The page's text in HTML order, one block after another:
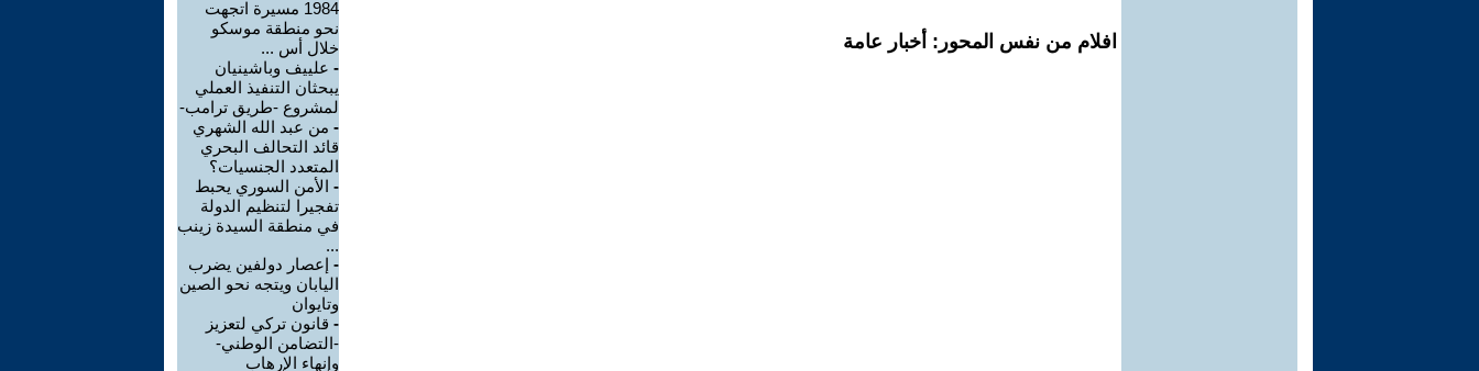
افلام من نفس المحور: أخبار عامة
1984 مسيرة اتجهت
نحو منطقة موسكو
خلال أس ...
- علييف وباشينيان
يبحثان التنفيذ العملي
لمشروع -طريق ترامب-
- من عبد الله الشهري
قائد التحالف البحري
المتعدد الجنسيات؟
- الأمن السوري يحبط
تفجيرا لتنظيم الدولة
في منطقة السيدة زينب
...
- إعصار دولفين يضرب
اليابان ويتجه نحو الصين
وتايوان
- قانون تركي لتعزيز
-التضامن الوطني-
وإنهاء الإرهاب